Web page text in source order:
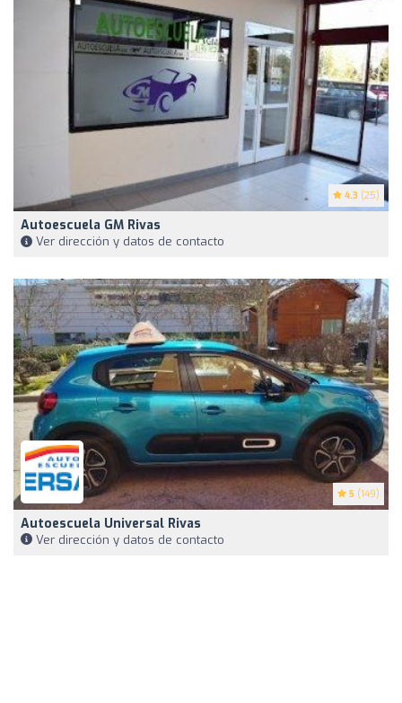
4.3 (25)
Autoescuela GM Rivas
Ver dirección y datos de contacto
5 (149)
Autoescuela Universal Rivas
Ver dirección y datos de contacto